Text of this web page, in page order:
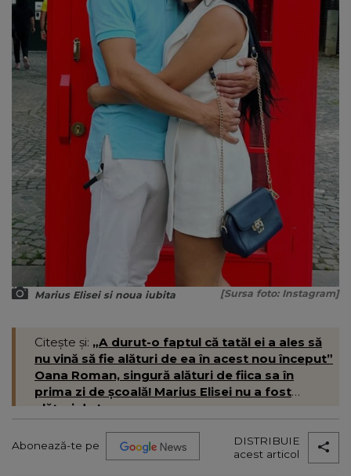
Marius Elisei si noua iubita [Sursa foto: Instagram]
Citește și: „A durut-o faptul că tatăl ei a ales să
nu vină să fie alături de ea în acest nou început”
Oana Roman, singură alături de fiica sa în
prima zi de școală! Marius Elisei nu a fost
alături de Isa
Abonează-te pe
DISTRIBUIE
acest articol